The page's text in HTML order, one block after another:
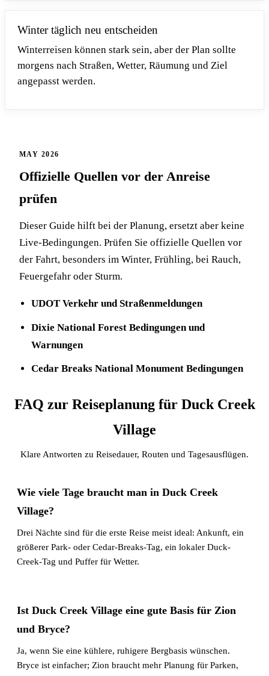
Winter täglich neu entscheiden
Winterreisen können stark sein, aber der Plan sollte
morgens nach Straßen, Wetter, Räumung und Ziel
angepasst werden.
MAY 2026
Offizielle Quellen vor der Anreise
prüfen
Dieser Guide hilft bei der Planung, ersetzt aber keine
Live-Bedingungen. Prüfen Sie offizielle Quellen vor
der Fahrt, besonders im Winter, Frühling, bei Rauch,
Feuergefahr oder Sturm.
UDOT Verkehr und Straßenmeldungen
Dixie National Forest Bedingungen und
Warnungen
Cedar Breaks National Monument Bedingungen
FAQ zur Reiseplanung für Duck Creek
Village
Klare Antworten zu Reisedauer, Routen und Tagesausflügen.
Wie viele Tage braucht man in Duck Creek
Village?
Drei Nächte sind für die erste Reise meist ideal: Ankunft, ein
größerer Park- oder Cedar-Breaks-Tag, ein lokaler Duck-
Creek-Tag und Puffer für Wetter.
Ist Duck Creek Village eine gute Basis für Zion
und Bryce?
Ja, wenn Sie eine kühlere, ruhigere Bergbasis wünschen.
Bryce ist einfacher; Zion braucht mehr Planung für Parken,